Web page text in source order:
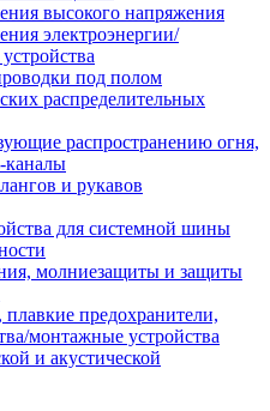
высокого напряжения
электроэнергии/
под полом
распределительных
распространению огня,
каналы
и рукавов
для системной шины
молниезащиты и защиты
предохранители,
монтажные устройства
и акустической